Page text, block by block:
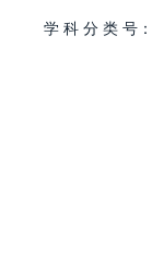
学 科 分 类 号：